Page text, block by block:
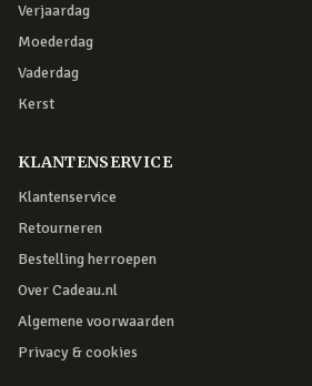
Verjaardag
Moederdag
Vaderdag
Kerst
KLANTENSERVICE
Klantenservice
Retourneren
Bestelling herroepen
Over Cadeau.nl
Algemene voorwaarden
Privacy & cookies